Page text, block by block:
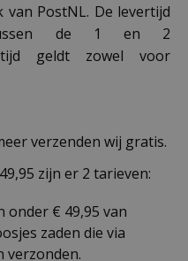
PostNL. De levertijd
tussen de 1 en 2
geldt zowel voor
verzenden wij gratis.
zijn er 2 tarieven:
onder € 49,95 van
zaden die via
verzonden.